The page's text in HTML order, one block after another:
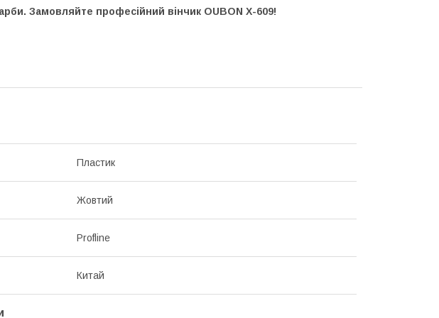
Замовляйте професійний вінчик OUBON X-609!
Пластик
Жовтий
Profline
Китай